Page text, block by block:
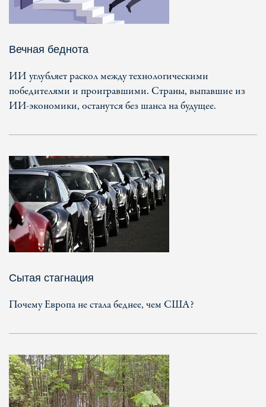
Вечная беднота
ИИ углубляет раскол между технологическими
победителями и проигравшими. Страны, выпавшие из
ИИ-экономики, останутся без шанса на будущее.
Сытая стагнация
Почему Европа не стала беднее, чем США?